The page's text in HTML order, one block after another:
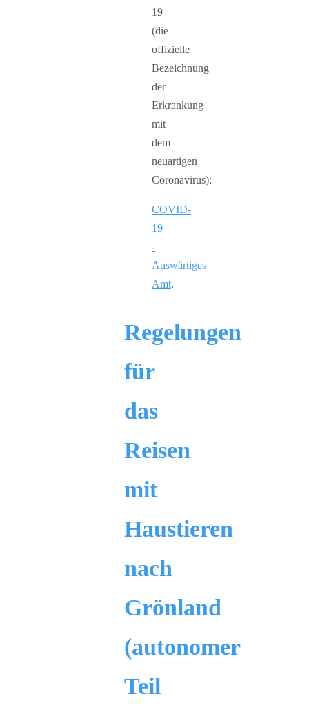
19
(die
offizielle
Bezeichnung
der
Erkrankung
mit
dem
neuartigen
Coronavirus):
COVID-
19
-
Auswärtiges
Amt.
Regelungen
für
das
Reisen
mit
Haustieren
nach
Grönland
(autonomer
Teil